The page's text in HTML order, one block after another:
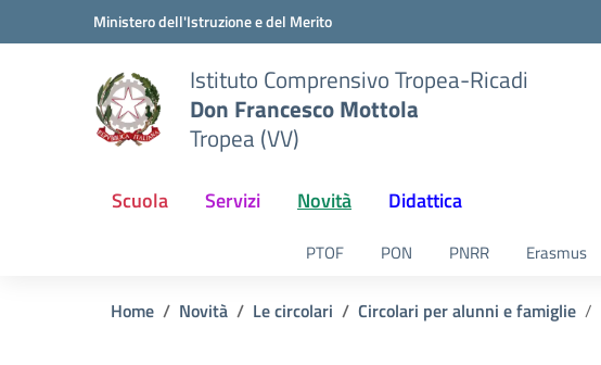
Vai ai contenuti
Vai al menu di navigazioneMinistero dell'Istruzione e del Merito
Istituto Comprensivo Tropea-Ricadi
Don Francesco Mottola
Tropea (VV)
Scuola Servizi Novità Didattica
PTOF PON PNRR Erasmus
Home Novità Le circolari Circolari per alunni e famiglie